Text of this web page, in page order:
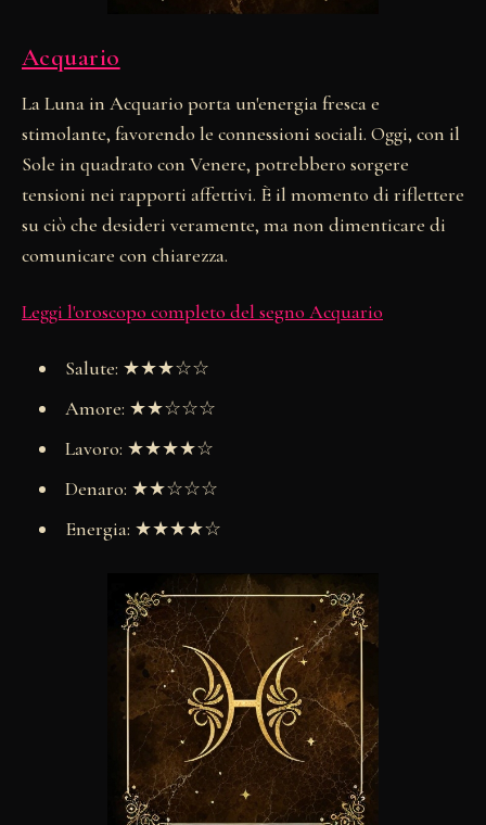
Acquario
La Luna in Acquario porta un'energia fresca e
stimolante, favorendo le connessioni sociali. Oggi, con il
Sole in quadrato con Venere, potrebbero sorgere
tensioni nei rapporti affettivi. È il momento di riflettere
su ciò che desideri veramente, ma non dimenticare di
comunicare con chiarezza.
Leggi l'oroscopo completo del segno Acquario
Salute: ★★★☆☆
Amore: ★★☆☆☆
Lavoro: ★★★★☆
Denaro: ★★☆☆☆
Energia: ★★★★☆